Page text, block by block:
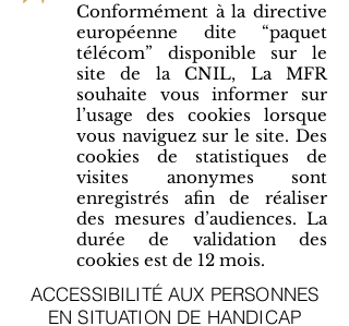
Conformément à la directive
européenne dite “paquet
télécom” disponible sur le
site de la CNIL, La MFR
souhaite vous informer sur
l’usage des cookies lorsque
vous naviguez sur le site. Des
cookies de statistiques de
visites anonymes sont
enregistrés afin de réaliser
des mesures d’audiences. La
durée de validation des
cookies est de 12 mois.
ACCESSIBILITÉ AUX PERSONNES
EN SITUATION DE HANDICAP